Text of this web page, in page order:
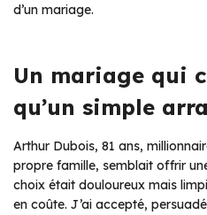
d’un mariage.
Un mariage qui
qu’un simple
Arthur Dubois, 81 ans,
propre famille, semblait offrir
choix était douloureux mais
en coûte. J’ai accepté,